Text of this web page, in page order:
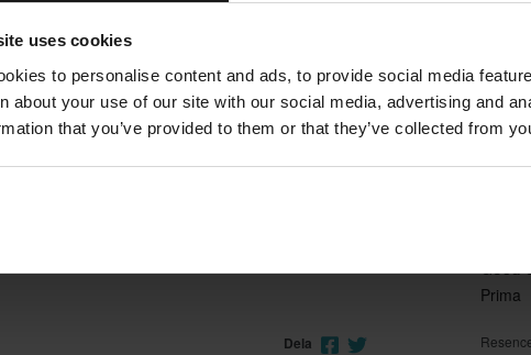
uses cookies
to personalise content and ads, to provide social media
about your use of our site with our social media, advertising and
that you’ve provided to them or that they’ve collected from
Dela
Goed
Prima